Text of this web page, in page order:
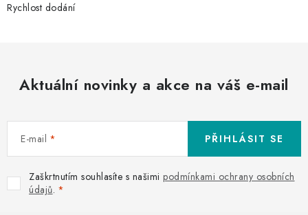
Rychlost dodání
Aktuální novinky a akce na váš e-mail
E-mail
Zaškrtnutím souhlasíte s našimi podmínkami ochrany osobních
údajů.
PŘIHLÁSIT SE